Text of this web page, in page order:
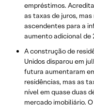
empréstimos.
as taxas de juros,
ascendentes para a
aumento adicional de
A construção de
Unidos disparou em
futura aumentaram
residências, mas as
nível em quase duas
mercado imobiliário.